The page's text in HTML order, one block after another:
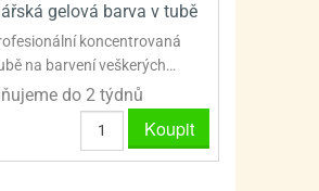
gelová barva v tubě
koncentrovaná
na barvení veškerých…
do 2 týdnů
Koupit